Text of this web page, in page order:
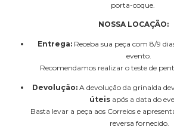
porta-coque.
NOSSA LOCAÇÃO:
Entrega:Receba sua peça com 8/9
evento.
Recomendamos realizar o teste de
Devolução:A devolução da grinalda
úteisapós a data do
Basta levar a peça aos Correios e
reversa fornecido.